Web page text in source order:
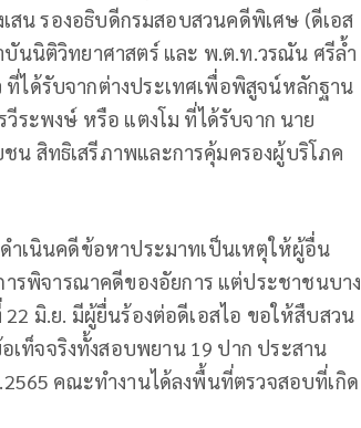
สน รองอธิบดีกรมสอบสวนคดีพิเศษ (ดีเอส
บันนิติวิทยาศาสตร์ และ พ.ต.ท.วรณัน​ ศรีล้ำ​
ที่ได้รับจากต่างประเทศเพื่อ​พิสูจน์หลักฐาน
ระพงษ์​ หรือ แตงโม​ ที่ได้รับจาก​ นาย
น สิทธิเสรีภาพและการคุ้มครองผู้บริโภค
ำเนินคดีข้อหา​ประมาทเป็นเหตุให้ผู้อื่น
รพิจารณาคดีของอัยการ แต่ประชาชนบาง
มิ.ย. มีผู้ยื่นร้องต่อดีเอสไอ ขอให้สืบสวน
ท็จจริงทั้งสอบพยาน​ 19 ปาก ประสาน
คณะทำงานได้ลงพื้นที่ตรวจสอบที่เกิด